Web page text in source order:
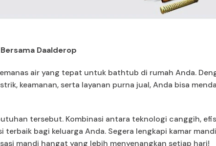
Daalderop
air yang tepat untuk bathtub di rumah Anda.
keamanan, serta layanan purna jual, Anda bisa
tersebut. Kombinasi antara teknologi canggih,
bagi keluarga Anda. Segera lengkapi kamar
mandi hangat yang lebih menyenangkan setiap hari!